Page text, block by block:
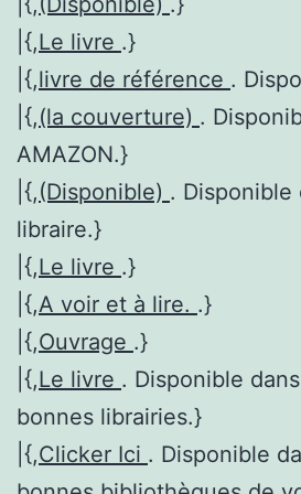
|{,Le livre .}
|{,livre de référence .
|{,(la couverture) .
AMAZON.}
|{,(Disponible) . Disponible
libraire.}
|{,Le livre .}
|{,A voir et à lire. .}
|{,Ouvrage .}
|{,Le livre . Disponible
bonnes librairies.}
|{,Clicker Ici . Disponible